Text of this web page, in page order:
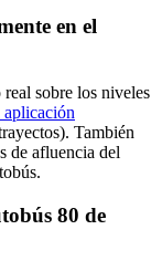
en el
sobre los niveles
aplicación
También
de afluencia del
80 de